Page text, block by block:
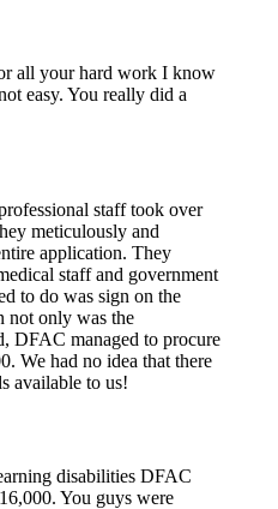
all your hard work I know
easy. You really did a
staff took over
meticulously and
application. They
staff and government
to do was sign on the
not only was the
DFAC managed to procure
We had no idea that there
available to us!
disabilities DFAC
You guys were